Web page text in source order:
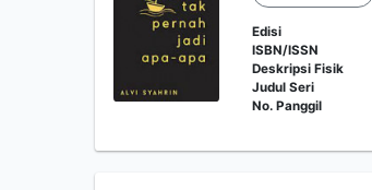
Edisi
ISBN/ISSN
Deskripsi Fisik
Judul Seri
No. Panggil